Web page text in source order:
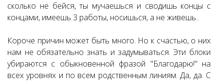
сколько не бейся, ты мучаешься и сводишь концы с
концами, имеешь 3 работы, носишься, а не живешь..
Короче причин может быть много. Но к счастью, о них
нам не обязательно знать и задумываться. Эти блоки
убираются с обыкновенной фразой "Благодарю!" на
всех уровнях и по всем родственным линиям. Да, да. С